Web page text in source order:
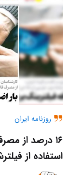
روزنامه ایران
۱۶ درصد از
استفاده از